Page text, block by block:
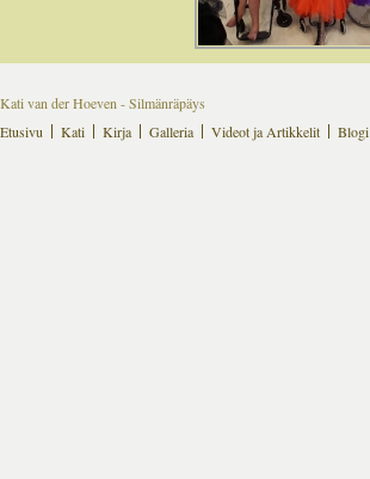
Kati van der Hoeven - Silmänräpäys
Etusivu
Kati Kirja Galleria Videot ja Artikkelit Blogi